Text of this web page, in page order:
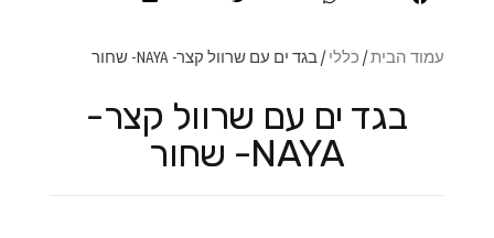
עמוד הבית/ כללי/ בגד ים עם שרוול קצר- NAYA- שחור
בגד ים עם שרוול קצר-
NAYA- שחור